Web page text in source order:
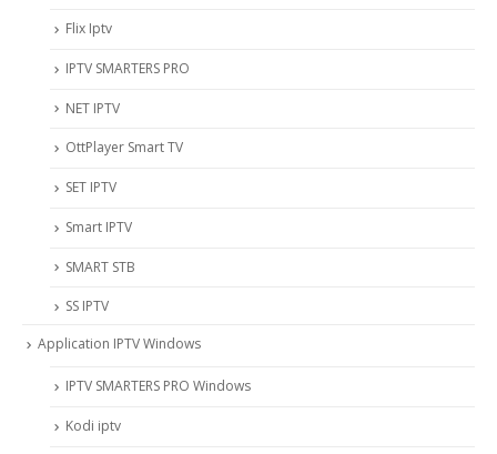
Flix Iptv
IPTV SMARTERS PRO
NET IPTV
OttPlayer Smart TV
SET IPTV
Smart IPTV
SMART STB
SS IPTV
Application IPTV Windows
IPTV SMARTERS PRO Windows
Kodi iptv